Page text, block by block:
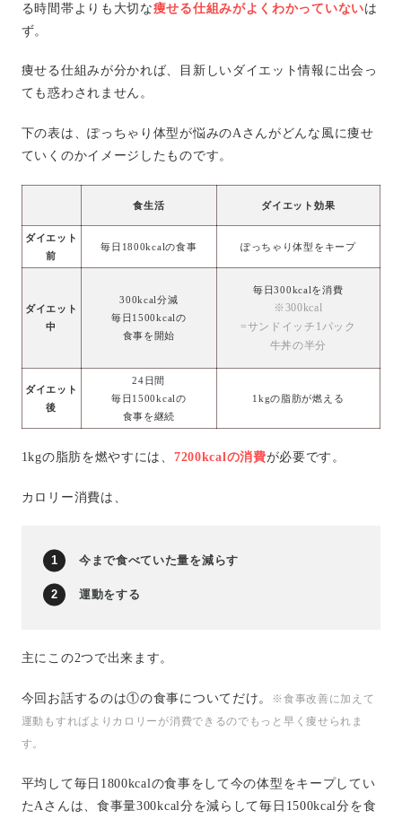
る時間帯よりも大切な痩せる仕組みがよくわかっていないは
ず。
痩せる仕組みが分かれば、目新しいダイエット情報に出会っ
ても惑わされません。
下の表は、ぽっちゃり体型が悩みのAさんがどんな風に痩せ
ていくのかイメージしたものです。
食生活 ダイエット効果
ダイエット
前
毎日1800kcalの食事 ぽっちゃり体型をキープ
ダイエット
中
300kcal分減
毎日1500kcalの
食事を開始
毎日300kcalを消費
※300kcal
=サンドイッチ1パック
牛丼の半分
ダイエット
後
24日間
毎日1500kcalの
食事を継続
1kgの脂肪が燃える
1kgの脂肪を燃やすには、 7200kcalの消費が必要です。
カロリー消費は、
今まで食べていた量を減らす
運動をする
主にこの2つで出来ます。
今回お話するのは①の食事についてだけ。
※食事改善に加えて
運動もすればよりカロリーが消費できるのでもっと早く痩せられま
す。
平均して毎日1800kcalの食事をして今の体型をキープしてい
たAさんは、食事量300kcal分を減らして毎日1500kcal分を食